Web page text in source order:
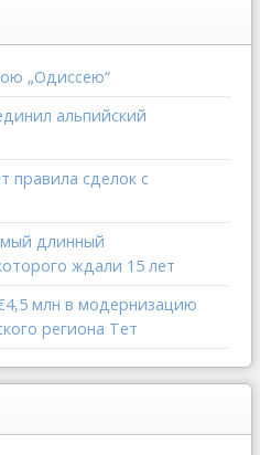
„Одиссею“
альпийский
правила сделок с
длинный
ждали 15 лет
млн в модернизацию
региона Тет